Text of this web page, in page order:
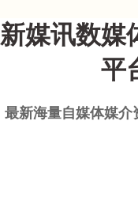
新媒讯数媒
平
最新海量自媒体媒介